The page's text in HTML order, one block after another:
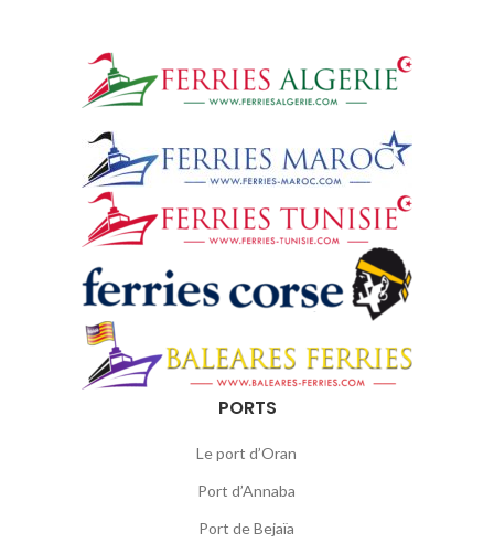
PORTS
Le port d’Oran
Port d’Annaba
Port de Bejaïa